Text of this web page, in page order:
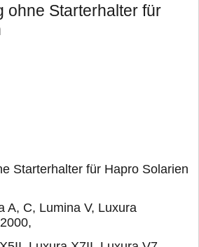
ohne Starterhalter für
Starterhalter für Hapro Solarien
A, C, Lumina V, Luxura